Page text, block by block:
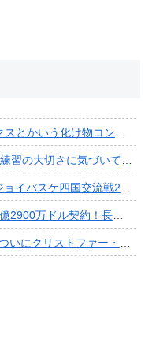
ビが爆誕してしまうwwwwwwwwww
づいてしまうwwwwwwwwwwww
戦2025 in 香川③ #エアボーズ #427
長期確保しPO進出へ期待高まる
・スミス獲得キタ━━━━(ﾟ∀ﾟ)━━━━!!